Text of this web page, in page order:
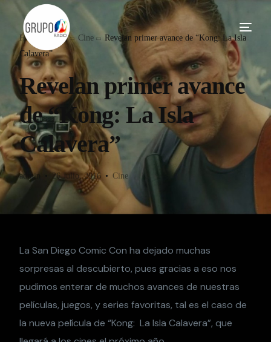
Home Blog Cine
Revelan primer avance de “Kong: La Isla
Calavera”
Revelan primer avance
de “Kong: La Isla
Calavera”
admin 26 Julio, 2016 Cine
La San Diego Comic Con ha dejado muchas
sorpresas al descubierto, pues gracias a eso nos
pudimos enterar de muchos avances de nuestras
películas, juegos, y series favoritas, tal es el caso de
la nueva película de “Kong: La Isla Calavera”, que